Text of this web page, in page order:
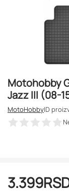
Motohobby
Jazz III (08-
MotoHobbyID
3.399